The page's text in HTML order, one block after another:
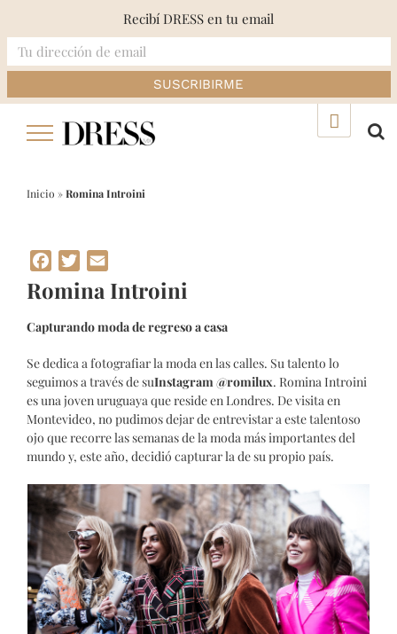
Inicio »Romina Introini
Facebook
Twitter
Romina Introini
Capturando moda de regreso a casa
Se dedica a fotografiar la moda en las calles. Su talento lo
seguimos a través de suInstagram@romilux. Romina Introini
es una joven uruguaya que reside en Londres. De visita en
Montevideo, no pudimos dejar de entrevistar a este talentoso
ojo que recorre las semanas de la moda más importantes del
mundo y, este año, decidió capturar la de su propio país.
Recibí DRESS en tu email